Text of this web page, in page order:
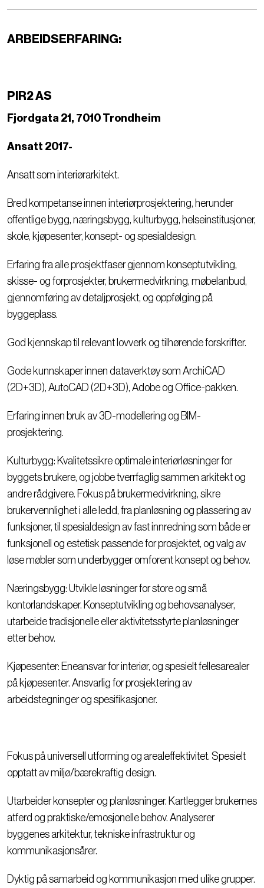
ARBEIDSERFARING:
PIR2 AS
Fjordgata 21, 7010 Trondheim
Ansatt 2017-
Ansatt som interiørarkitekt.
Bred kompetanse innen interiørprosjektering, herunder
offentlige bygg, næringsbygg, kulturbygg, helseinstitusjoner,
skole, kjøpesenter, konsept- og spesialdesign.
Erfaring fra alle prosjektfaser gjennom konseptutvikling,
skisse- og forprosjekter, brukermedvirkning, møbelanbud,
gjennomføring av detaljprosjekt, og oppfølging på
byggeplass.
God kjennskap til relevant lovverk og tilhørende forskrifter.
Gode kunnskaper innen dataverktøy som ArchiCAD
(2D+3D), AutoCAD (2D+3D), Adobe og Office-pakken.
Erfaring innen bruk av 3D-modellering og BIM-
prosjektering.
Kulturbygg: Kvalitetssikre optimale interiørløsninger for
byggets brukere, og jobbe tverrfaglig sammen arkitekt og
andre rådgivere. Fokus på brukermedvirkning, sikre
brukervennlighet i alle ledd, fra planløsning og plassering av
funksjoner, til spesialdesign av fast innredning som både er
funksjonell og estetisk passende for prosjektet, og valg av
løse møbler som underbygger omforent konsept og behov.
Næringsbygg: Utvikle løsninger for store og små
kontorlandskaper. Konseptutvikling og behovsanalyser,
utarbeide tradisjonelle eller aktivitetsstyrte planløsninger
etter behov.
Kjøpesenter: Eneansvar for interiør, og spesielt fellesarealer
på kjøpesenter. Ansvarlig for prosjektering av
arbeidstegninger og spesifikasjoner.
Fokus på universell utforming og arealeffektivitet. Spesielt
opptatt av miljø/bærekraftig design.
Utarbeider konsepter og planløsninger. Kartlegger brukernes
atferd og praktiske/emosjonelle behov. Analyserer
byggenes arkitektur, tekniske infrastruktur og
kommunikasjonsårer.
Dyktig på samarbeid og kommunikasjon med ulike grupper.